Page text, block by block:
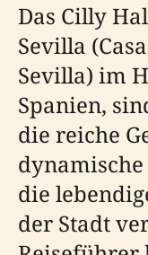
Das Cilly
Sevilla
Sevilla) im
Spanien,
die reiche
die
der Stadt